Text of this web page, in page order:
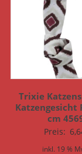
Trixie
Katzengesicht
cm
Preis:
inkl. 19 %